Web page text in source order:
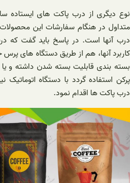
نوع دیگری از درب پاکت های ایستاده
متداول در هنگام سفارشات این
درب آنها است. در پاسخ باید گفت که
کاربرد آنها، هم از طریق دستگاه های پرس
بسته بندی قابلیت بسته شدن داشته و
پرکن استفاده گردد با دستگاه
درب پاکت ها اقدام نمود.